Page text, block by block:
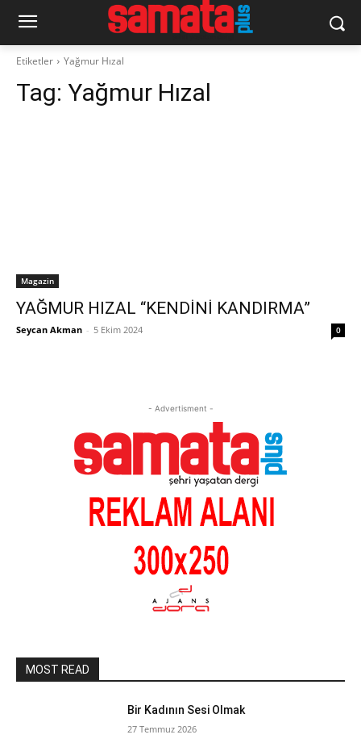
Etiketler Yağmur Hızal
Tag: Yağmur Hızal
Magazin
YAĞMUR HIZAL “KENDİNİ KANDIRMA”
Seycan Akman - 5 Ekim 2024 0
- Advertisment -
MOST READ
Bir Kadının Sesi Olmak
27 Temmuz 2026